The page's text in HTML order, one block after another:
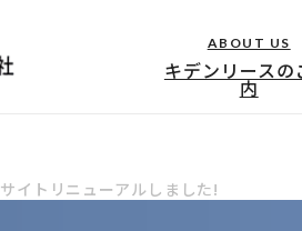
ABOUT US
キデンリースの
内
サイトリニューアルしました!